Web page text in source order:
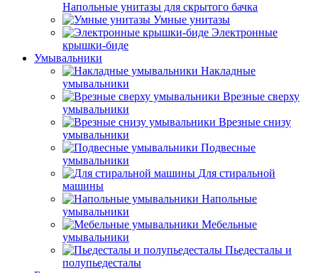
Напольные унитазы для скрытого бачка
Умные унитазы
Электронные
крышки-биде
Умывальники
Накладные
умывальники
Врезные сверху
умывальники
Врезные снизу
умывальники
Подвесные
умывальники
Для стиральной
машины
Напольные
умывальники
Мебельные
умывальники
Пьедесталы и
полупьедесталы